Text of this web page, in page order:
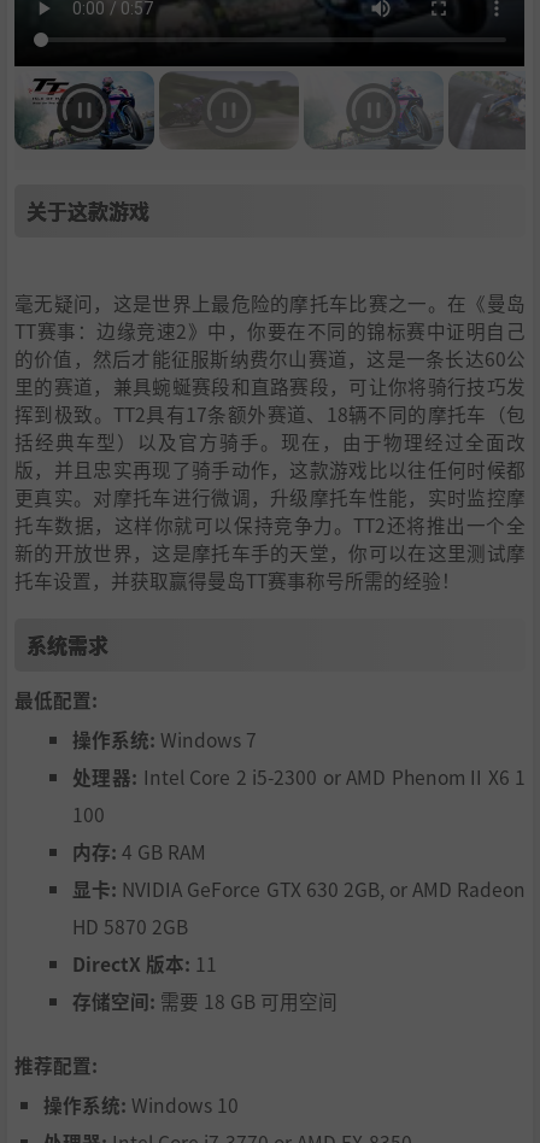
关于这款游戏
毫无疑问，这是世界上最危险的摩托车比赛之一。在《曼岛
TT赛事：边缘竞速2》中，你要在不同的锦标赛中证明自己
的价值，然后才能征服斯纳费尔山赛道，这是一条长达60公
里的赛道，兼具蜿蜒赛段和直路赛段，可让你将骑行技巧发
挥到极致。TT2具有17条额外赛道、18辆不同的摩托车（包
括经典车型）以及官方骑手。现在，由于物理经过全面改
版，并且忠实再现了骑手动作，这款游戏比以往任何时候都
更真实。对摩托车进行微调，升级摩托车性能，实时监控摩
托车数据，这样你就可以保持竞争力。TT2还将推出一个全
新的开放世界，这是摩托车手的天堂，你可以在这里测试摩
托车设置，并获取赢得曼岛TT赛事称号所需的经验！
系统需求
最低配置:
操作系统: Windows 7
处理器: Intel Core 2 i5-2300 or AMD Phenom II X6 1
100
内存: 4 GB RAM
显卡: NVIDIA GeForce GTX 630 2GB, or AMD Radeon
HD 5870 2GB
DirectX 版本: 11
存储空间: 需要 18 GB 可用空间
推荐配置:
操作系统: Windows 10